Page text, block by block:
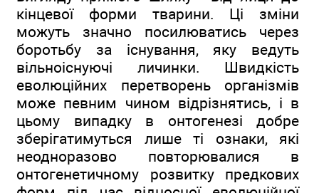
кінцевої форми тварини. Ці зміни
можуть значно посилюватись через
боротьбу за існування, яку ведуть
вільноіснуючі личинки. Швидкість
еволюційних перетворень організмів
може певним чином відрізнятись, і в
цьому випадку в онтогенезі добре
зберігатимуться лише ті ознаки, які
неодноразово повторювалися в
онтогенетичному розвитку предкових